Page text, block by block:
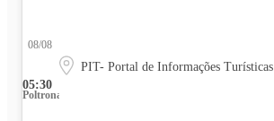
05:30
08/08
PIT- Portal de Informações Turísticas
Poltrona